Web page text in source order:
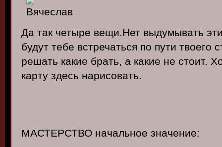
Да так четыре вещи.Нет выдумывать
будут тебе встречаться по пути твоего
решать какие брать, а какие не стоит.
карту здесь нарисовать.
МАСТЕРСТВО начальное значение: